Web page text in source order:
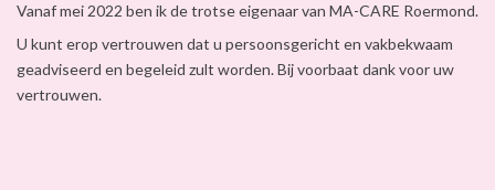
Vanaf mei 2022 ben ik de trotse eigenaar van MA-CARE Roermond.
U kunt erop vertrouwen dat u persoonsgericht en vakbekwaam
geadviseerd en begeleid zult worden. Bij voorbaat dank voor uw
vertrouwen.